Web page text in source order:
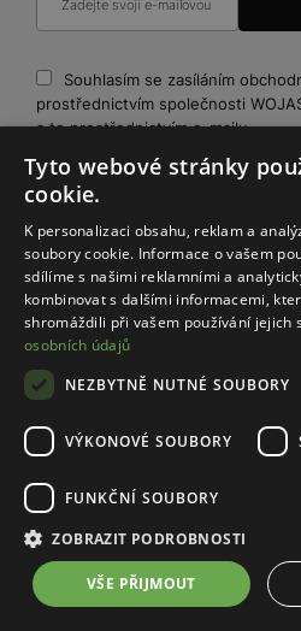
Souhlasím se zasíláním
prostřednictvím společnosti
a to prostřednictvím e-mailu.
Správcem vašich osobních údajů
odosielaním newslettera je Wojas S.A.
údajů, vrátane tvojich práv, nájdeš v
údajov: rozbal
On-line nákupy
Klub Wojas
Zákaznická zóna
Tyto webové stránky
cookie.
K personalizaci obsahu, reklam a
soubory cookie. Informace o vašem
sdílíme s našimi reklamními a
kombinovat s dalšími informacemi,
shromáždili při vašem používání jejich
osobních údajů
NEZBYTNĚ NUTNÉ SOUBORY
VÝKONOVÉ SOUBORY
FUNKČNÍ SOUBORY
ZOBRAZIT PODROBNOSTI
VŠE PŘIJMOUT